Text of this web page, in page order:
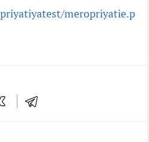
meropriyatie.p